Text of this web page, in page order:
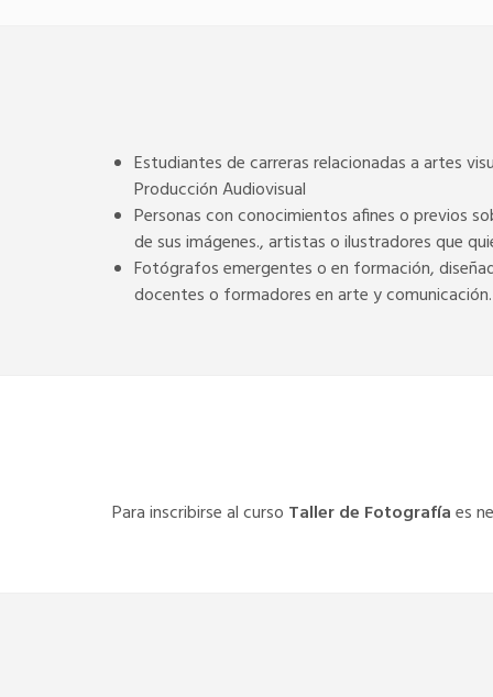
Estudiantes de carreras relacionadas a artes
Producción Audiovisual
Personas con conocimientos afines o previos
de sus imágenes., artistas o ilustradores que
Fotógrafos emergentes o en formación,
docentes o formadores en arte y comunicación.
Para inscribirse al curso Taller de Fotografíaes